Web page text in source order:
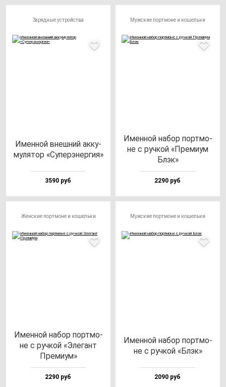
Зарядные устройства
Имен­ной внеш­ний ак­ку­
му­ля­тор «Супе­рэ­нер­гия»
3590 руб
Мужские портмоне и кошельки
Имен­ной на­бор пор­тмо­
не с руч­кой «Пре­ми­ум
Блэк»
2290 руб
Женские портмоне и кошельки
Имен­ной на­бор пор­тмо­
не с руч­кой «Эле­гант
Пре­ми­ум»
2290 руб
Мужские портмоне и кошельки
Имен­ной на­бор пор­тмо­
не с руч­кой «Блэк»
2090 руб